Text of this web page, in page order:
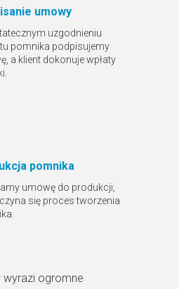
umowy
uzgodnieniu
pomnika podpisujemy
a klient dokonuje wpłaty
pomnika
umowę do produkcji,
się proces tworzenia
wyrazi ogromne